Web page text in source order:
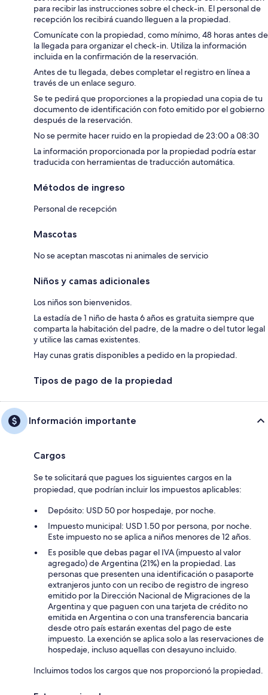
para recibir las instrucciones sobre el check-in. El personal de
recepción los recibirá cuando lleguen a la propiedad.
Comunícate con la propiedad, como mínimo, 48 horas antes de
la llegada para organizar el check-in. Utiliza la información
incluida en la confirmación de la reservación.
Antes de tu llegada, debes completar el registro en línea a
través de un enlace seguro.
Se te pedirá que proporciones a la propiedad una copia de tu
documento de identificación con foto emitido por el gobierno
después de la reservación.
No se permite hacer ruido en la propiedad de 23:00 a 08:30
La información proporcionada por la propiedad podría estar
traducida con herramientas de traducción automática.
Métodos de ingreso
Personal de recepción
Mascotas
No se aceptan mascotas ni animales de servicio
Niños y camas adicionales
Los niños son bienvenidos.
La estadía de 1 niño de hasta 6 años es gratuita siempre que
comparta la habitación del padre, de la madre o del tutor legal
y utilice las camas existentes.
Hay cunas gratis disponibles a pedido en la propiedad.
Tipos de pago de la propiedad
Información importante
Cargos
Se te solicitará que pagues los siguientes cargos en la
propiedad, que podrían incluir los impuestos aplicables:
Depósito: USD 50 por hospedaje, por noche.
Impuesto municipal: USD 1.50 por persona, por noche.
Este impuesto no se aplica a niños menores de 12 años.
Es posible que debas pagar el IVA (impuesto al valor
agregado) de Argentina (21%) en la propiedad. Las
personas que presenten una identificación o pasaporte
extranjeros junto con un recibo de registro de ingreso
emitido por la Dirección Nacional de Migraciones de la
Argentina y que paguen con una tarjeta de crédito no
emitida en Argentina o con una transferencia bancaria
desde otro país estarán exentas del pago de este
impuesto. La exención se aplica solo a las reservaciones de
hospedaje, incluso aquellas con desayuno incluido.
Incluimos todos los cargos que nos proporcionó la propiedad.